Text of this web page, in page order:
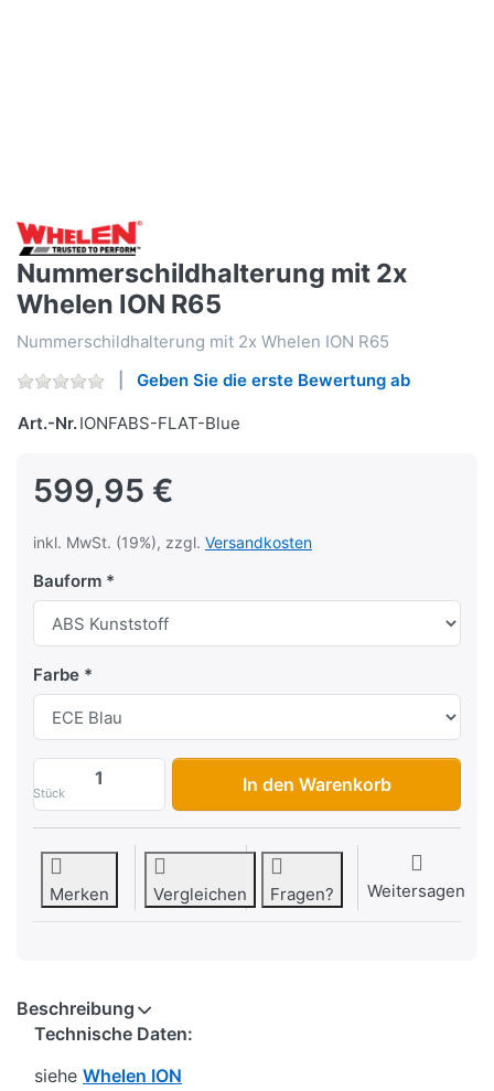
Nummerschildhalterung mit 2x
Whelen ION R65
Nummerschildhalterung mit 2x Whelen ION R65
Geben Sie die erste Bewertung ab
Art.-Nr.IONFABS-FLAT-Blue
599,95 €
inkl. MwSt. (19%), zzgl. Versandkosten
Bauform
Farbe
Stück
Nummerschildhalterung mit 2x Whelen
In den Warenkorb
Merken Vergleichen Fragen? Weitersagen
Beschreibung
Technische Daten:
siehe Whelen ION